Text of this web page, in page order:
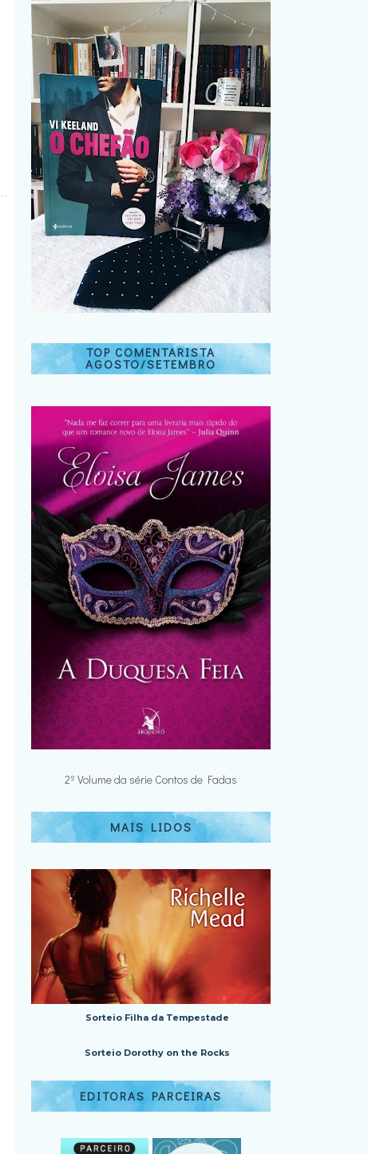
TOP COMENTARISTA
AGOSTO/SETEMBRO
2º Volume da série Contos de Fadas
MAIS LIDOS
Sorteio Filha da Tempestade
Sorteio Dorothy on the Rocks
EDITORAS PARCEIRAS